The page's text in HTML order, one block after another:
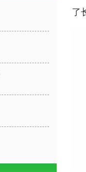
了